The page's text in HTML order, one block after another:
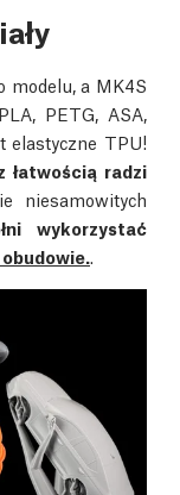
modelu, a MK4S
PETG, ASA,
elastyczne TPU!
łatwością radzi
niesamowitych
wykorzystać
.